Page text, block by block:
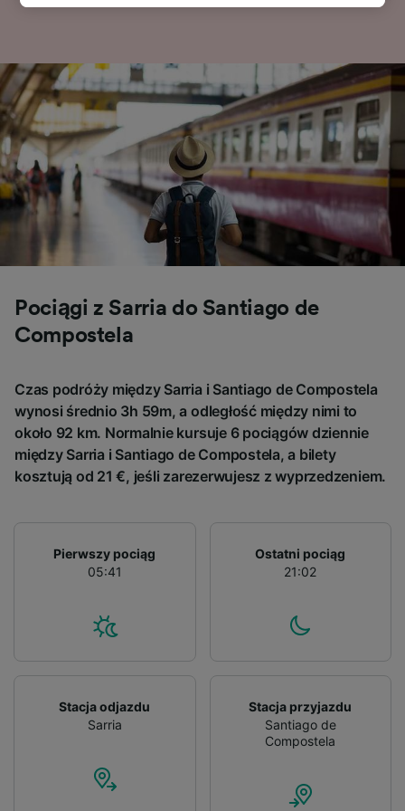
Pociągi z Sarria do Santiago de
Compostela
Czas podróży między Sarria i Santiago de Compostela
wynosi średnio 3h 59m, a odległość między nimi to
około 92 km. Normalnie kursuje 6 pociągów dziennie
między Sarria i Santiago de Compostela, a bilety
kosztują od 21 €, jeśli zarezerwujesz z wyprzedzeniem.
Pierwszy pociąg
05:41
Ostatni pociąg
21:02
Stacja odjazdu
Sarria
Stacja przyjazdu
Santiago de
Compostela
track you.
Use precise geolocation data. Actively scan
device characteristics for identification. Store
and/or access information on a device.
Personalised advertising and content,
advertising and content measurement,
audience research and services development.
List of Partners